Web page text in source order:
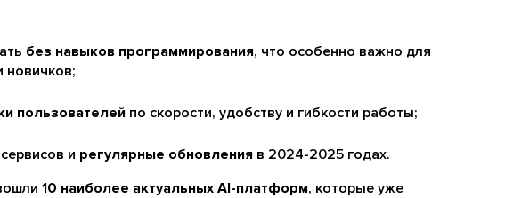
без навыков программирования, что особенно важно для
новичков;
пользователей по скорости, удобству и гибкости работы;
сервисов и регулярные обновления в 2024-2025 годах.
10 наиболее актуальных AI-платформ, которые уже